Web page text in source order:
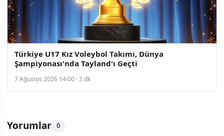
Türkiye U17 Kız Voleybol Takımı, Dünya
Şampiyonası'nda Tayland'ı Geçti
7 Ağustos 2026 14:00 · 3 dk
Yorumlar 0